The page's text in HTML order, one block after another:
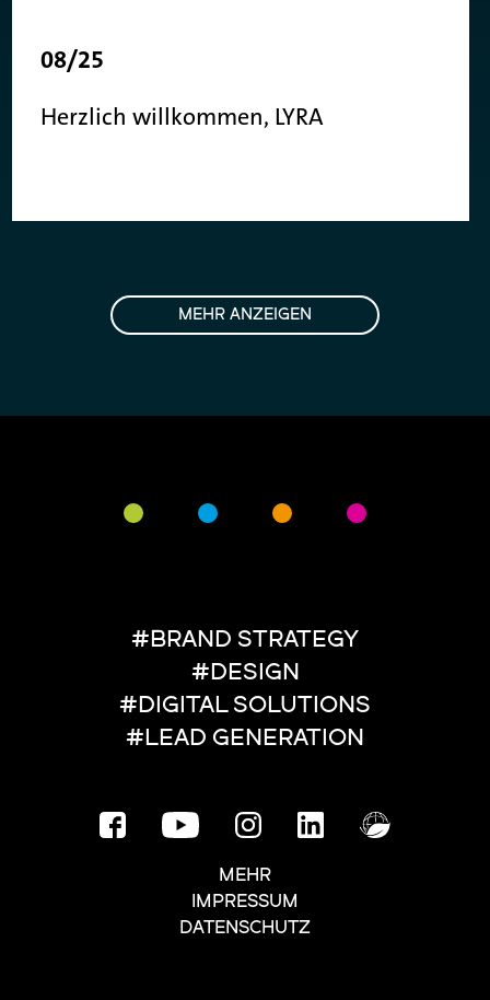
08/25
Herzlich willkommen, LYRA
MEHR ANZEIGEN
#BRAND STRATEGY
#DESIGN
#DIGITAL SOLUTIONS
#LEAD GENERATION
MEHR
IMPRESSUM
DATENSCHUTZ